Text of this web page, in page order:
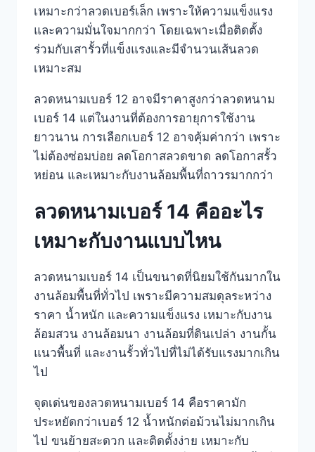
เหมาะกว่าลวดเบอร์เล็ก เพราะให้ความแข็งแรง
และความมั่นใจมากกว่า โดยเฉพาะเมื่อติดตั้ง
ร่วมกับเสารั้วที่แข็งแรงและมีจำนวนเส้นลวด
เหมาะสม
ลวดหนามเบอร์ 12 อาจมีราคาสูงกว่าลวดหนาม
เบอร์ 14 แต่ในงานที่ต้องการอายุการใช้งาน
ยาวนาน การเลือกเบอร์ 12 อาจคุ้มค่ากว่า เพราะ
ไม่ต้องซ่อมบ่อย ลดโอกาสลวดขาด ลดโอกาสรั้ว
หย่อน และเหมาะกับงานล้อมพื้นที่ถาวรมากกว่า
ลวดหนามเบอร์ 14 คืออะไร
เหมาะกับงานแบบไหน
ลวดหนามเบอร์ 14 เป็นขนาดที่นิยมใช้กันมากใน
งานล้อมพื้นที่ทั่วไป เพราะมีความสมดุลระหว่าง
ราคา น้ำหนัก และความแข็งแรง เหมาะกับงาน
ล้อมสวน งานล้อมนา งานล้อมที่ดินเปล่า งานกั้น
แนวพื้นที่ และงานรั้วทั่วไปที่ไม่ได้รับแรงมากเกิน
ไป
จุดเด่นของลวดหนามเบอร์ 14 คือราคามัก
ประหยัดกว่าเบอร์ 12 น้ำหนักต่อม้วนไม่มากเกิน
ไป ขนย้ายสะดวก และติดตั้งง่าย เหมาะกับ